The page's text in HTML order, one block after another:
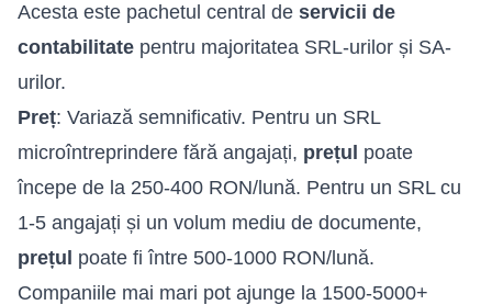
Acesta este pachetul central de servicii de
contabilitate pentru majoritatea SRL-urilor și SA-
urilor.
Preț: Variază semnificativ. Pentru un SRL
microîntreprindere fără angajați, prețul poate
începe de la 250-400 RON/lună. Pentru un SRL cu
1-5 angajați și un volum mediu de documente,
prețul poate fi între 500-1000 RON/lună.
Companiile mai mari pot ajunge la 1500-5000+